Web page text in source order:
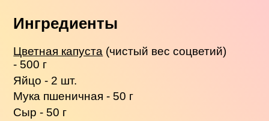
Ингредиенты
Цветная капуста (чистый вес соцветий)
- 500 г
Яйцо - 2 шт.
Мука пшеничная - 50 г
Сыр - 50 г